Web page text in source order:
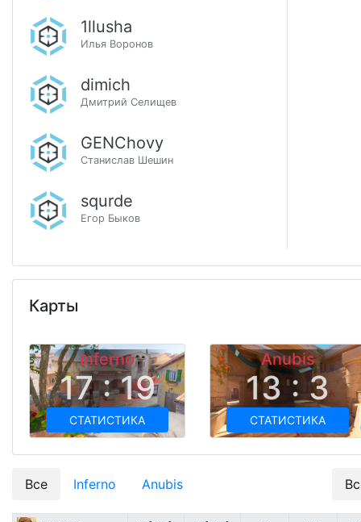
1llusha
Илья Воронов
dimich
Дмитрий Селищев
GENChovy
Станислав Шешин
squrde
Егор Быков
Карты
Inferno
17 : 19
СТАТИСТИКА
Anubis
13 : 3
СТАТИСТИКА
Все Inferno Anubis